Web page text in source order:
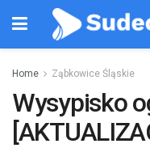
Home Ząbkowice Śląskie
Wysypisko